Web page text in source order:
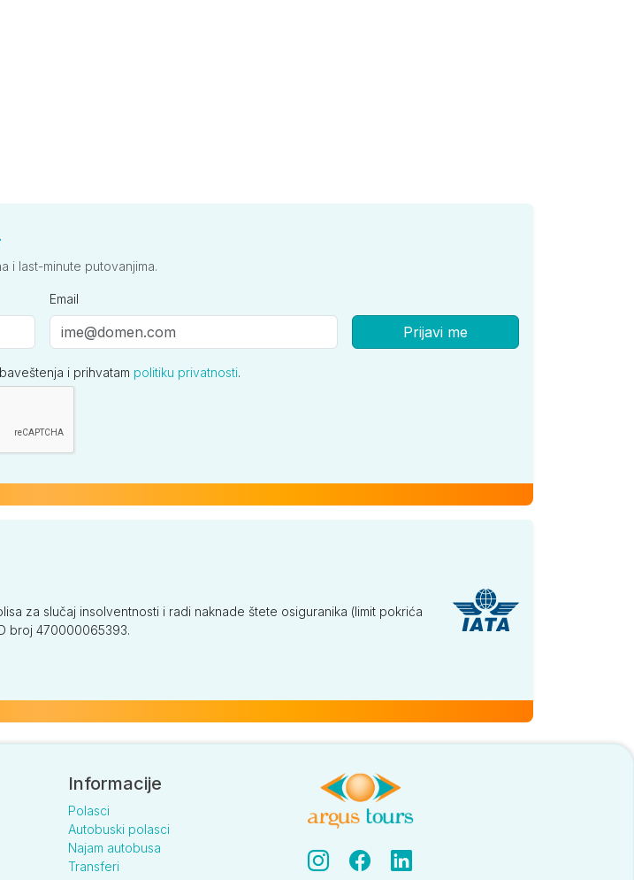
i last-minute putovanjima.
Email
Prijavi me
i prihvatam politiku privatnosti.
za slučaj insolventnosti i radi naknade štete osiguranika (limit pokrića
broj 470000065393.
Informacije
Polasci
Autobuski polasci
Najam autobusa
Transferi